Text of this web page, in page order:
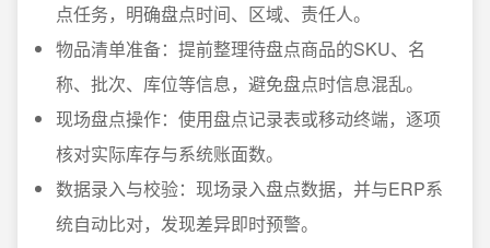
点任务，明确盘点时间、区域、责任人。
物品清单准备：提前整理待盘点商品的SKU、名
称、批次、库位等信息，避免盘点时信息混乱。
现场盘点操作：使用盘点记录表或移动终端，逐项
核对实际库存与系统账面数。
数据录入与校验：现场录入盘点数据，并与ERP系
统自动比对，发现差异即时预警。